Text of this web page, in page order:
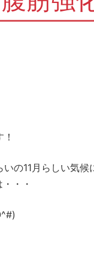
の11月らしい気候
・・